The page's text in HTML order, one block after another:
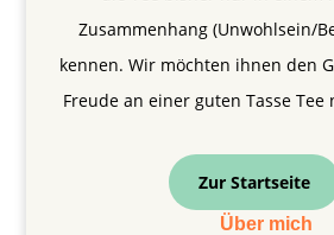
Zusammenhang (Unwohlsein/
kennen. Wir möchten ihnen den
Freude an einer guten Tasse
Zur Startseite
Über mich